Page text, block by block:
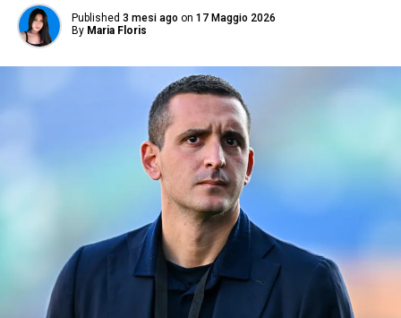
Published 3 mesi ago on 17 Maggio 2026
By Maria Floris